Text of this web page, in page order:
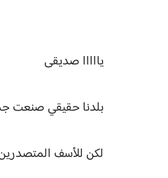
يااااا صديقى
بلدنا حقيقي صنعت
لكن للأسف